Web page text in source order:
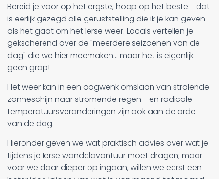
Bereid je voor op het ergste, hoop op het beste - dat
is eerlijk gezegd alle geruststelling die ik je kan geven
als het gaat om het Ierse weer. Locals vertellen je
gekscherend over de "meerdere seizoenen van de
dag" die we hier meemaken... maar het is eigenlijk
geen grap!
Het weer kan in een oogwenk omslaan van stralende
zonneschijn naar stromende regen - en radicale
temperatuursveranderingen zijn ook aan de orde
van de dag.
Hieronder geven we wat praktisch advies over wat je
tijdens je Ierse wandelavontuur moet dragen; maar
voor we daar dieper op ingaan, willen we eerst een